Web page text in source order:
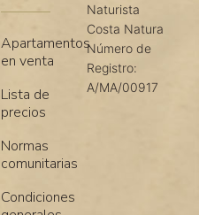
Apartamentos
en venta
Lista de
precios
Normas
comunitarias
Condiciones
Naturista
Costa Natura
Número de
Registro:
A/MA/00917